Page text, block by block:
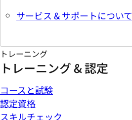
サービス & サポートについて
トレーニング
トレーニング & 認定
コースと試験
認定資格
スキルチェック